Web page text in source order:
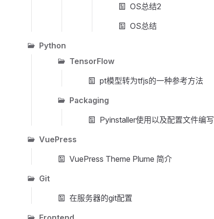
OS总结2
OS总结
Python
TensorFlow
pt模型转为tfjs的一种参考方法
Packaging
Pyinstaller使用以及配置文件编写
VuePress
VuePress Theme Plume 简介
Git
在服务器的git配置